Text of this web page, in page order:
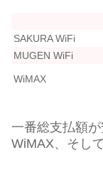
SAKURA WiFi
MUGEN WiFi
WiMAX
一番総支払額
WiMAX、そして